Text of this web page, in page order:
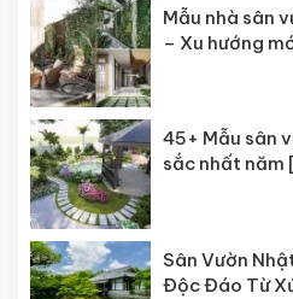
Mẫu nhà sân
– Xu hướng
45+ Mẫu sân
sắc nhất năm
Sân Vườn
Độc Đáo Từ